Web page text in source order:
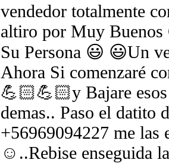
vendedor totalmente
altiro por Muy Buenos
Su Persona 😃 😃Un
Ahora Si comenzaré
💪🏻💪🏻y Bajare
demas.. Paso el datito
+56969094227 me
☺..Rebise enseguida